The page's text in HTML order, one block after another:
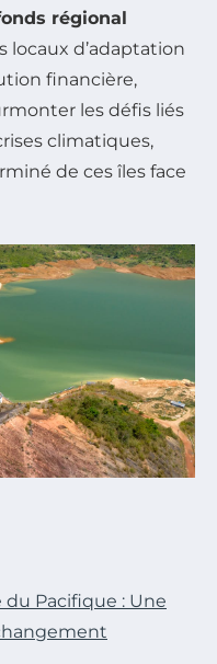
régional
locaux d’adaptation
financière,
les défis liés
climatiques,
de ces îles face
du Pacifique : Une